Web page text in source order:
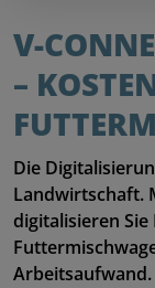
V-
–
Die
Landwirtschaft.
digitalisieren
Arbeitsaufwand.